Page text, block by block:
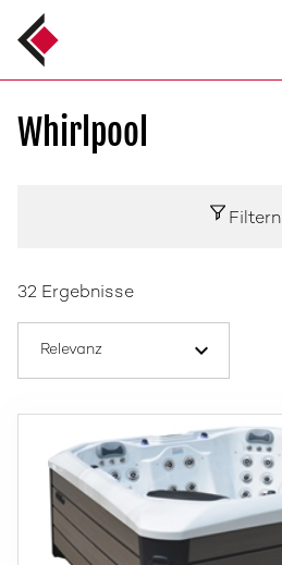
Whirlpool
Filtern
32 Ergebnisse